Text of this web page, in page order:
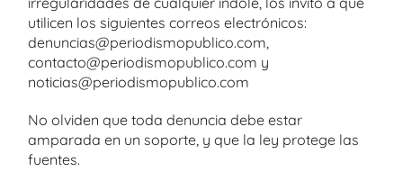
utilicen los siguientes correos electrónicos:
denuncias@periodismopublico.com,
contacto@periodismopublico.com y
noticias@periodismopublico.com
No olviden que toda denuncia debe estar
amparada en un soporte, y que la ley protege las
fuentes.